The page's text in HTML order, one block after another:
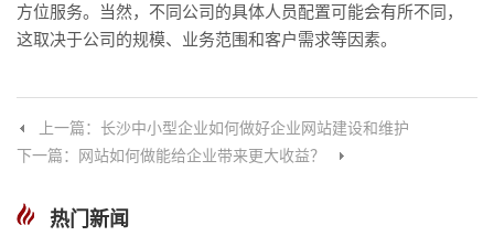
方位服务。当然，不同公司的具体人员配置可能会有所不同，
这取决于公司的规模、业务范围和客户需求等因素。
上一篇：长沙中小型企业如何做好企业网站建设和维护
下一篇：网站如何做能给企业带来更大收益？
热门新闻